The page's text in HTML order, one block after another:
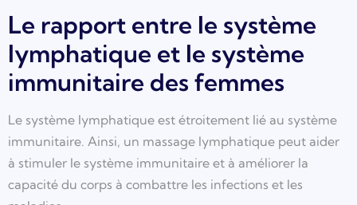
Le rapport entre le système
lymphatique et le système
immunitaire des femmes
Le système lymphatique est étroitement lié au système
immunitaire. Ainsi, un massage lymphatique peut aider
à stimuler le système immunitaire et à améliorer la
capacité du corps à combattre les infections et les